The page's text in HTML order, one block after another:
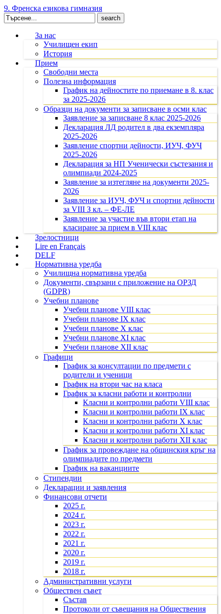
9. Френска езикова гимназия
Search
for:
За нас
Училищен екип
История
Прием
Свободни места
Полезна информация
График на дейностите по приемане в 8. клас
за 2025-2026
Образци на документи за записване в осми клас
Заявление за записване 8 клас 2025-2026
Декларация ЛД родител в два екземпляра
2025-2026
Заявление спортни дейности, ИУЧ, ФУЧ
2025-2026
Декларация за НП Ученически състезания и
олимпиади 2024-2025
Заявление за изтегляне на документи 2025-
2026
Заявление за ИУЧ, ФУЧ и спортни дейности
за VIII З кл. – ФЕ-ЛЕ
Заявление за участие във втори етап на
класиране за прием в VIII клас
Зрелостници
Lire en Français
DELF
Нормативна уредба
Училищна нормативна уредба
Документи, свързани с приложение на ОРЗД
(GDPR)
Учебни планове
Учебни планове VIII клас
Учебни планове IX клас
Учебни планове X клас
Учебни планове XI клас
Учебни планове XII клас
Графици
График за консултации по предмети с
родители и ученици
График на втори час на класа
График за класни работи и контролни
Класни и контролни работи VIII клас
Класни и контролни работи IX клас
Класни и контролни работи X клас
Класни и контролни работи XI клас
Класни и контролни работи XII клас
График за провеждане на общинския кръг на
олимпиадите по предмети
График на ваканциите
Стипендии
Декларации и заявления
Финансови отчети
2025 г.
2024 г.
2023 г.
2022 г.
2021 г.
2020 г.
2019 г.
2018 г.
Административни услуги
Обществен съвет
Състав
Протоколи от съвещания на Обществения